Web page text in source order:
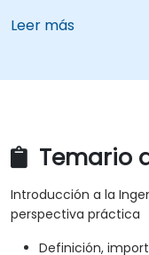
Leer más
Temario
Introducción a la
perspectiva práctica
Definición,